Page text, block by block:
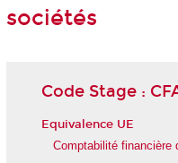
sociétés
Code Stage :
Equivalence UE
Comptabilité financière